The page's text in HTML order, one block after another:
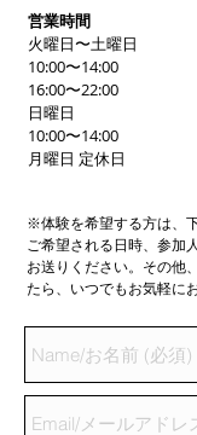
営業時間
火曜日〜土曜日
10:00〜14:00
16:00〜22:00
日曜日
10:00〜14:00
月曜日 定休日
※体験を希望する方は、
ご希望される日時、参加
お送りください。その他
たら、いつでもお気軽に